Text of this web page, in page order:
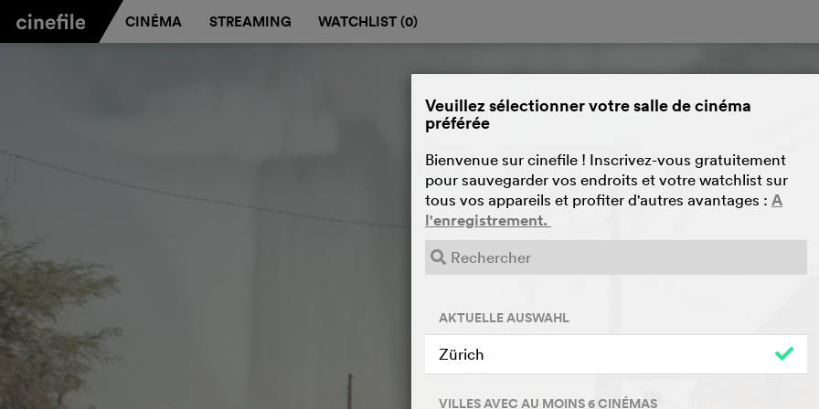
CINÉMA STREAMING WATCHLIST (0)
Veuillez sélectionner votre salle de cinéma
préférée
Bienvenue sur cinefile ! Inscrivez-vous gratuitement
pour sauvegarder vos endroits et votre watchlist sur
tous vos appareils et profiter d'autres avantages : A
l'enregistrement.
AKTUELLE AUSWAHL
Zürich
VILLES AVEC AU MOINS 6 CINÉMAS